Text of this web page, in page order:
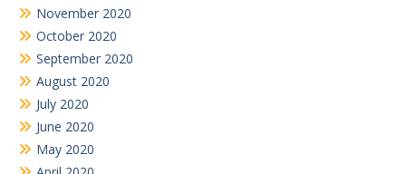
November 2020
October 2020
September 2020
August 2020
July 2020
June 2020
May 2020